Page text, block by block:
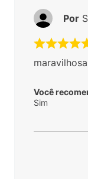
maravilhosa
Você
Sim
Por